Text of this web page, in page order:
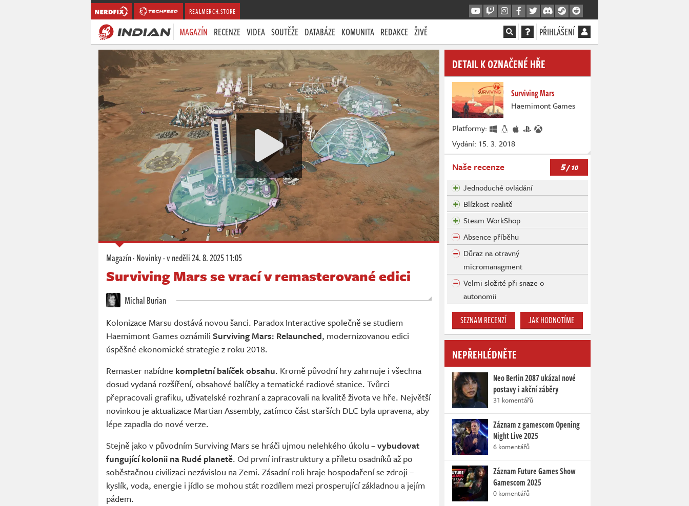
REALMERCH.STORE
MAGAZÍN RECENZE VIDEA SOUTĚŽE DATABÁZE KOMUNITA REDAKCE ŽIVĚ PŘIHLÁŠENÍ
Magazín·Novinky·v neděli24. 8. 2025 11:05
Surviving Mars se vrací v remasterované edici
Michal Burian
Kolonizace Marsu dostává novou šanci. Paradox Interactive společně se studiem
Haemimont Games oznámili Surviving Mars: Relaunched, modernizovanou edici
úspěšné ekonomické strategie z roku 2018.
Remaster nabídne kompletní balíček obsahu. Kromě původní hry zahrnuje i všechna
dosud vydaná rozšíření, obsahové balíčky a tematické radiové stanice. Tvůrci
přepracovali grafiku, uživatelské rozhraní a zapracovali na kvalitě života ve hře. Největší
novinkou je aktualizace Martian Assembly, zatímco část starších DLC byla upravena, aby
lépe zapadla do nové verze.
Stejně jako v původním Surviving Mars se hráči ujmou nelehkého úkolu –vybudovat
fungující kolonii na Rudé planetě. Od první infrastruktury a příletu osadníků až po
soběstačnou civilizaci nezávislou na Zemi. Zásadní roli hraje hospodaření se zdroji –
kyslík, voda, energie i jídlo se mohou stát rozdílem mezi prosperující základnou a jejím
pádem.
DETAIL K OZNAČENÉ HŘE
Surviving Mars
Haemimont Games
Platformy:
Vydání: 15. 3. 2018
Naše recenze 5/ 10
Jednoduché ovládání
Blízkost realitě
Steam WorkShop
Absence příběhu
Důraz na otravný
micromanagment
Velmi složité při snaze o
autonomii
SEZNAM RECENZÍ JAK HODNOTÍME
NEPŘEHLÉDNĚTE
Neo Berlin 2087 ukázal nové
postavy i akční záběry
31 komentářů
Záznam z gamescom Opening
Night Live 2025
6 komentářů
Záznam Future Games Show
Gamescom 2025
0 komentářů